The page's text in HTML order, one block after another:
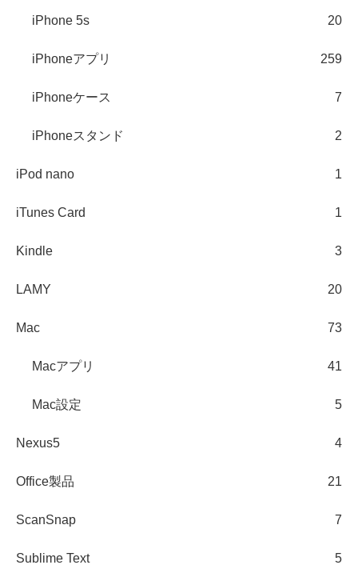
iPhone 5s 20
iPhoneアプリ 259
iPhoneケース 7
iPhoneスタンド 2
iPod nano 1
iTunes Card 1
Kindle 3
LAMY 20
Mac 73
Macアプリ 41
Mac設定 5
Nexus5 4
Office製品 21
ScanSnap 7
Sublime Text 5